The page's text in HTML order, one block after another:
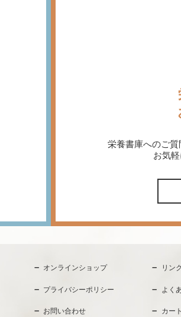
栄養書庫へのご質
お気
オンラインショップ リン
プライバシーポリシー よく
お問い合わせ カート